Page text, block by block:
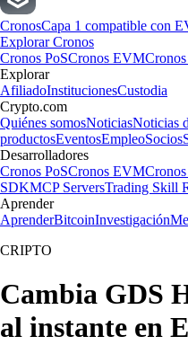
CronosCapa 1 compatible con
Explorar Cronos
Cronos PoSCronos EVM
Explorar
AfiliadoInstitucionesCustodia
Crypto.com
Quiénes somosNoticiasNoticias
productosEventosEmpleoSocios
Desarrolladores
Cronos PoSCronos EVM
SDKMCP ServersTrading Skill
Aprender
AprenderBitcoinInvestigación
CRIPTO
Cambia GDS
al instante en